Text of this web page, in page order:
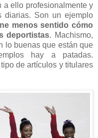
a ello profesionalmente y
diarias. Son un ejemplo
menos sentido cómo
deportistas. Machismo,
lo buenas que están que
hay a patadas.
de artículos y titulares